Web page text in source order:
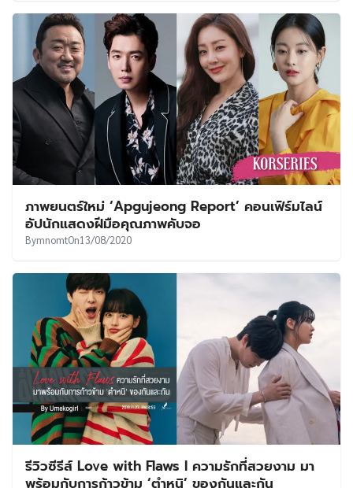
ภาพยนตร์ใหม่ ‘Apgujeong Report’ คอนเฟิร์มไลน์
อัปนักแสดงฝีมือคุณภาพคับจอ
BymnomtOn13/08/2020
รีวิวซีรีส์ Love with Flaws l ความรักที่สวยงาม มา
พร้อมกับการก้าวข้าม ‘ตำหนิ’ ของกันและกัน